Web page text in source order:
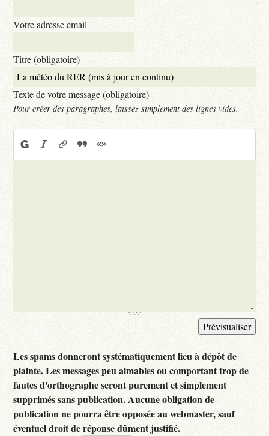
Votre adresse email
Titre (obligatoire)
Texte de votre message (obligatoire)
Pour créer des paragraphes, laissez simplement des lignes vides.
Les spams donneront systématiquement lieu à dépôt de
plainte. Les messages peu aimables ou comportant trop de
fautes d'orthographe seront purement et simplement
supprimés sans publication. Aucune obligation de
publication ne pourra être opposée au webmaster, sauf
éventuel droit de réponse dûment justifié.